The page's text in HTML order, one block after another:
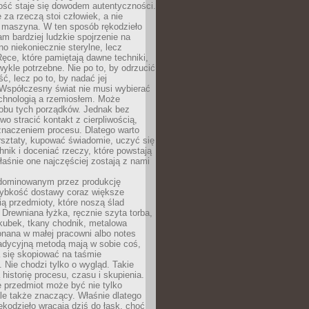
staje się dowodem autentyczności.
za rzeczą stoi człowiek, a nie
W ten sposób rękodzieło
bardziej ludzkie spojrzenie na
niekoniecznie sterylne, lecz
które pamiętają dawne techniki,
potrzebne. Nie po to, by odrzucić
lecz po to, by nadać jej
świat nie musi wybierać
a rzemiosłem. Może
tych porządków. Jednak bez
stracić kontakt z cierpliwością,
procesu. Dlatego warto
kupować świadomie, uczyć się
i doceniać rzeczy, które powstają
one najczęściej zostają z nami
przez produkcję
dostawy coraz większe
przedmioty, które noszą ślad
łyżka, ręcznie szyta torba,
tkany chodnik, metalowa
w małej pracowni albo notes
metodą mają w sobie coś,
się skopiować na taśmie
Nie chodzi tylko o wygląd. Takie
procesu, czasu i skupienia.
przedmiot może być nie tylko
także znaczący. Właśnie dlatego
wracają dziś do łask, choć